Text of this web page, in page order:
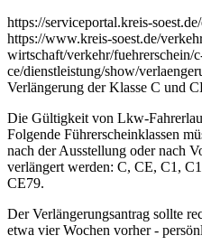
https://serviceportal.kreis-
https://www.kreis-soest.de/
wirtschaft/verkehr/fuehrerschein/
ce/dienstleistung/show/
Verlängerung der Klasse C und
Die Gültigkeit von Lkw-
Folgende Führerscheinklassen
nach der Ausstellung oder nach
verlängert werden: C, CE, C1,
CE79.
Der Verlängerungsantrag sollte
etwa vier Wochen vorher -